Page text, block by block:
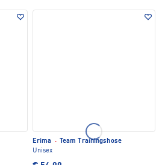
Erima ·
Team Trainingshose
Unisex